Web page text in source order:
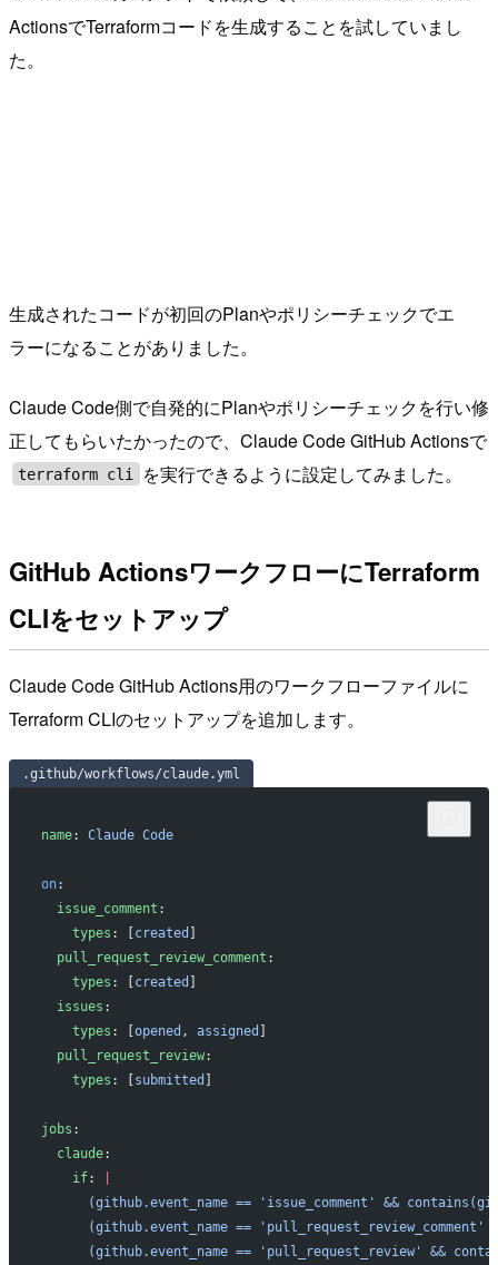
ActionsでTerraformコードを生成することを試していまし
た。
生成されたコードが初回のPlanやポリシーチェックでエ
ラーになることがありました。
Claude Code側で自発的にPlanやポリシーチェックを行い修
正してもらいたかったので、Claude Code GitHub Actionsで
terraform cli を実行できるように設定してみました。
GitHub ActionsワークフローにTerraform
CLIをセットアップ
Claude Code GitHub Actions用のワークフローファイルに
Terraform CLIのセットアップを追加します。
.github/workflows/claude.yml
name: Claude Code
on:
issue_comment :
   types
: [ created
pull_request_review_comment :
   types
: [ created
issues :
   types
: [ opened , assigned
pull_request_review:
   types
: [ submitted
jobs :
claude:
   if
:
(github.event_name == 'issue_comment' &&
(github.event_name == 'pull_request_review_comment'
(github.event_name == 'pull_request_review' &&